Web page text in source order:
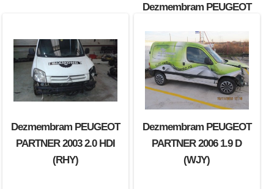
Dezmembram PEUGEOT
Dezmembram PEUGEOT
PARTNER 2003 2.0 HDI
(RHY)
Dezmembram PEUGEOT
PARTNER 2006 1.9 D
(WJY)